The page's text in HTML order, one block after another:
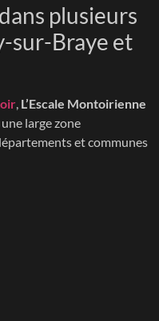
plusieurs
sur-Braye et
, L’Escale Montoirienne
large zone
et communes